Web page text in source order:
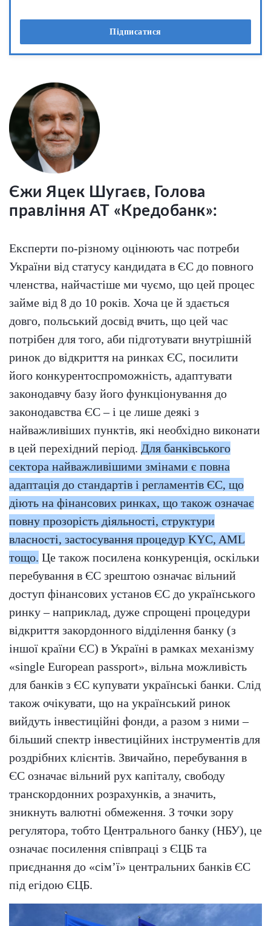
Підписатися
Єжи Яцек Шугаєв, Голова
правління АТ «Кредобанк»:
Експерти по-різному оцінюють час потреби
України від статусу кандидата в ЄС до повного
членства, найчастіше ми чуємо, що цей процес
займе від 8 до 10 років. Хоча це й здається
довго, польський досвід вчить, що цей час
потрібен для того, аби підготувати внутрішній
ринок до відкриття на ринках ЄС, посилити
його конкурентоспроможність, адаптувати
законодавчу базу його функціонування до
законодавства ЄС – і це лише деякі з
найважливіших пунктів, які необхідно виконати
в цей перехідний період. Для банківського
сектора найважливішими змінами є повна
адаптація до стандартів і регламентів ЄС, що
діють на фінансових ринках, що також означає
повну прозорість діяльності, структури
власності, застосування процедур KYC, AML
тощо. Це також посилена конкуренція, оскільки
перебування в ЄС зрештою означає вільний
доступ фінансових установ ЄС до українського
ринку – наприклад, дуже спрощені процедури
відкриття закордонного відділення банку (з
іншої країни ЄС) в Україні в рамках механізму
«single European passport», вільна можливість
для банків з ЄС купувати українські банки. Слід
також очікувати, що на український ринок
вийдуть інвестиційні фонди, а разом з ними –
більший спектр інвестиційних інструментів для
роздрібних клієнтів. Звичайно, перебування в
ЄС означає вільний рух капіталу, свободу
транскордонних розрахунків, а значить,
зникнуть валютні обмеження. З точки зору
регулятора, тобто Центрального банку (НБУ), це
означає посилення співпраці з ЄЦБ та
приєднання до «сім’ї» центральних банків ЄС
під егідою ЄЦБ.